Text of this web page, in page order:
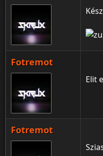
Fotremot
Elit
Fotremot